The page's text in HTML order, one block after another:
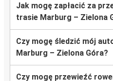
Jak mogę zapłacić za
trasie Marburg – Zielona
Czy mogę śledzić mój
Marburg – Zielona Góra?
Czy mogę przewieźć